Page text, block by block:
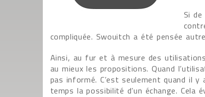
Si
compliquée. Swouitch a été pensée
Ainsi, au fur et à mesure des
au mieux les propositions. Quand
pas informé. C’est seulement quand il
temps la possibilité d’un échange. Cela